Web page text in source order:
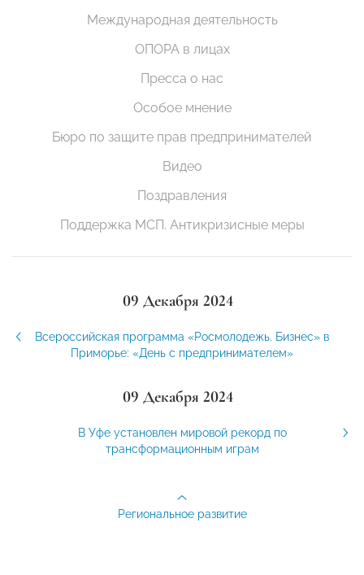
Международная деятельность
ОПОРА в лицах
Пресса о нас
Особое мнение
Бюро по защите прав предпринимателей
Видео
Поздравления
Поддержка МСП. Антикризисные меры
09 Декабря 2024
Всероссийская программа «Росмолодежь. Бизнес» в
Приморье: «День с предпринимателем»
09 Декабря 2024
В Уфе установлен мировой рекорд по
трансформационным играм
Региональное развитие